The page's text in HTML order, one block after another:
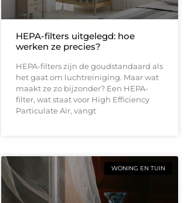
HEPA-filters uitgelegd: hoe
werken ze precies?
HEPA-filters zijn de goudstandaard als
het gaat om luchtreiniging. Maar wat
maakt ze zo bijzonder? Een HEPA-
filter, wat staat voor High Efficiency
Particulate Air, vangt
WONING EN TUIN